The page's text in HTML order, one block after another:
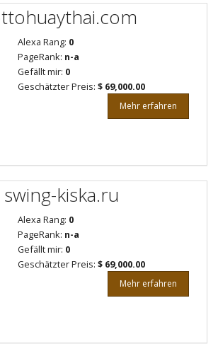
Alexa Rang: 0
PageRank: n-a
Gefällt mir: 0
Geschätzter Preis: $ 69,000.00
Mehr erfahren
swing-kiska.ru
Alexa Rang: 0
PageRank: n-a
Gefällt mir: 0
Geschätzter Preis: $ 69,000.00
Mehr erfahren